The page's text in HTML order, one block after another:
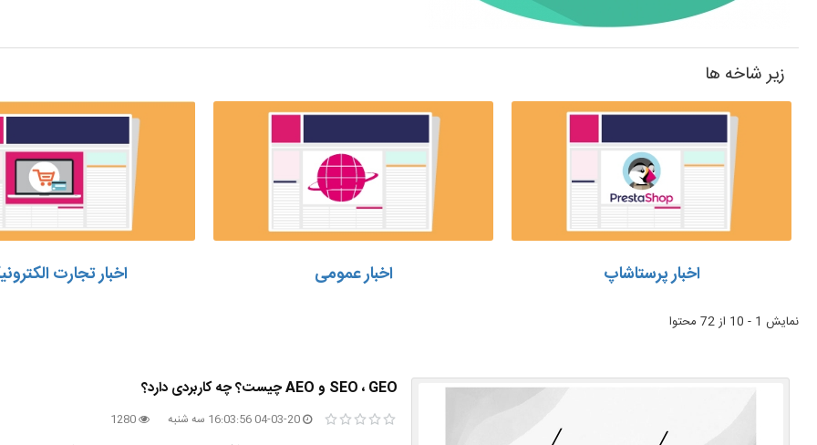
زیر شاخه ها
اخبار پرستاشاپ اخبار عمومی اخبار تجارت
نمایش 1 - 10 از 72 محتوا
SEO ، GEO و AEO چیست؟ چه کاربردی دارد؟
04-03-20 16:03:56 سه شنبه 1280